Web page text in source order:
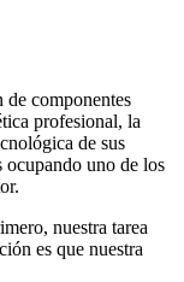
de componentes
profesional, la
de sus
ocupando uno de los
nuestra tarea
es que nuestra